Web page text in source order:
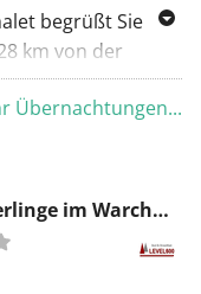
und
begrüßt Sie
km von der
Spa-
wenige
Übernachtungen...
Didaktische Tafel über Schmetterlinge im Warchevallei